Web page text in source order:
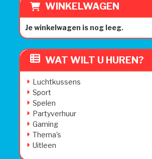
WINKELWAGEN
Je winkelwagen is nog leeg.
WAT WILT U HUREN?
Luchtkussens
Sport
Spelen
Partyverhuur
Gaming
Thema's
Uitleen